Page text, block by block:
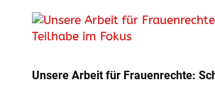
Unsere Arbeit für Frauenrechte: